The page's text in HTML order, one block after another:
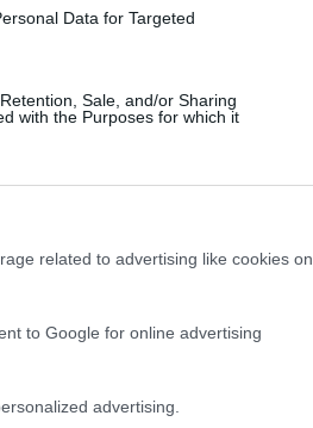
Data for Targeted
Sale, and/or Sharing
with the Purposes for which it
related to advertising like cookies on
to Google for online advertising
advertising.